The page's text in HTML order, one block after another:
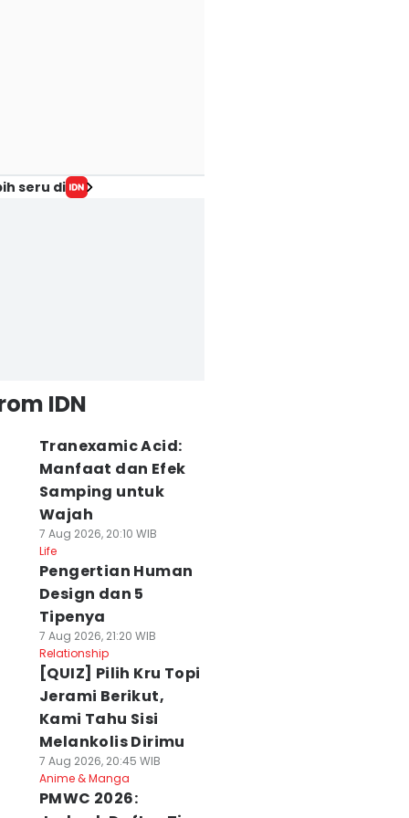
seru di
IDN
Tranexamic Acid:
Manfaat dan Efek
Samping untuk
Wajah
7 Aug 2026, 20:10 WIB
Life
Pengertian Human
Design dan 5
Tipenya
7 Aug 2026, 21:20 WIB
Relationship
[QUIZ] Pilih Kru Topi
Jerami Berikut,
Kami Tahu Sisi
Melankolis Dirimu
7 Aug 2026, 20:45 WIB
Anime & Manga
PMWC 2026: